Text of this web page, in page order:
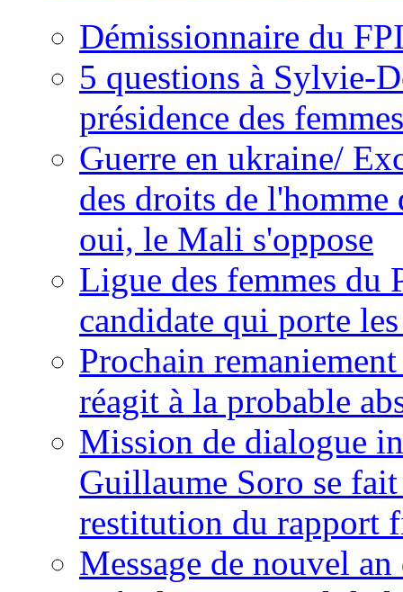
Démissionnaire du
5 questions à Sylvie-
présidence des
Guerre en ukraine/
des droits de
oui, le Mali s'oppose
Ligue des femmes du
candidate qui porte
Prochain
réagit à la probable
Mission de dialogue
Guillaume Soro se
restitution du rapport
Message de nouvel